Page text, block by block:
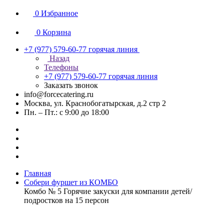
0 Избранное
0 Корзина
+7 (977) 579-60-77 горячая линия
Назад
Телефоны
+7 (977) 579-60-77 горячая линия
Заказать звонок
info@forcecatering.ru
Москва, ул. Краснобогатырская, д.2 стр 2
Пн. – Пт.: с 9:00 до 18:00
Главная
Собери фуршет из КОМБО
Комбо № 5 Горячие закуски для компании детей/
подростков на 15 персон